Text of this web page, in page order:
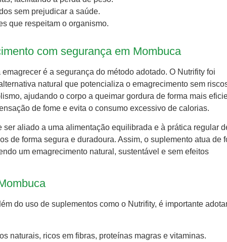
sem prejudicar a saúde.
que respeitam o organismo.
com segurança em Mombuca
é a segurança do método adotado. O Nutrifity foi
natural que potencializa o emagrecimento sem
ajudando o corpo a queimar gordura de forma mais
de fome e evita o consumo excessivo de calorias.
aliado a uma alimentação equilibrada e à prática regular
de forma segura e duradoura. Assim, o suplemento atua de
um emagrecimento natural, sustentável e sem efeitos
do uso de suplementos como o Nutrifity, é importante
naturais, ricos em fibras, proteínas magras e vitaminas.